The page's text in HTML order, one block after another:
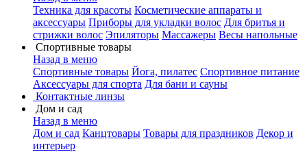
Техника для красоты Косметические аппараты и
аксессуары Приборы для укладки волос Для бритья и
стрижки волос Эпиляторы Массажеры Весы напольные
Спортивные товары
Назад в меню
Спортивные товары Йога, пилатес Спортивное питание
Аксессуары для спорта Для бани и сауны
Контактные линзы
Дом и сад
Назад в меню
Дом и сад Канцтовары Товары для праздников Декор и
интерьер